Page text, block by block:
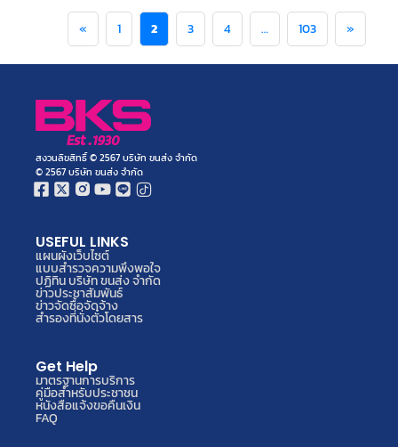
« 1 2 3 4 … 103 »
สงวนลิขสิทธิ์ © 2567 บริษัท ขนส่ง จำกัด
© 2567 บริษัท ขนส่ง จำกัด
USEFUL LINKS
แผนผังเว็บไซต์
แบบสำรวจความพึงพอใจ
ปฏิทิน บริษัท ขนส่ง จำกัด
ข่าวประชาสัมพันธ์
ข่าวจัดซื้อจัดจ้าง
สำรองที่นั่งตั๋วโดยสาร
Get Help
มาตรฐานการบริการ
คู่มือสำหรับประชาชน
หนังสือแจ้งขอคืนเงิน
FAQ